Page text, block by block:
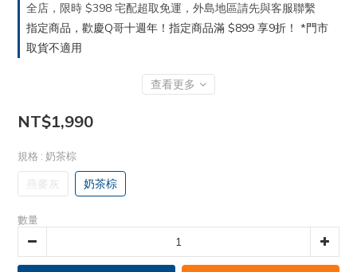
全店，限時 $398 宅配超取免運，外島地區請先與客服聯繫
指定商品，歡慶Q哥十週年！指定商品滿 $899 享9折！ *門市
取貨不適用
查看更多
NT$1,990
規格 : 奶茶棕
燕麥灰 奶茶棕
數量